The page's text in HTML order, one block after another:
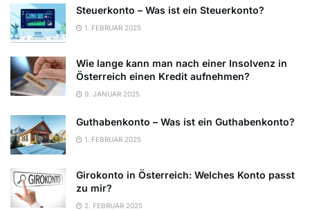
Steuerkonto – Was ist ein Steuerkonto?
1. FEBRUAR 2025
Wie lange kann man nach einer Insolvenz in
Österreich einen Kredit aufnehmen?
9. JANUAR 2025
Guthabenkonto – Was ist ein Guthabenkonto?
1. FEBRUAR 2025
Girokonto in Österreich: Welches Konto passt
zu mir?
2. FEBRUAR 2025